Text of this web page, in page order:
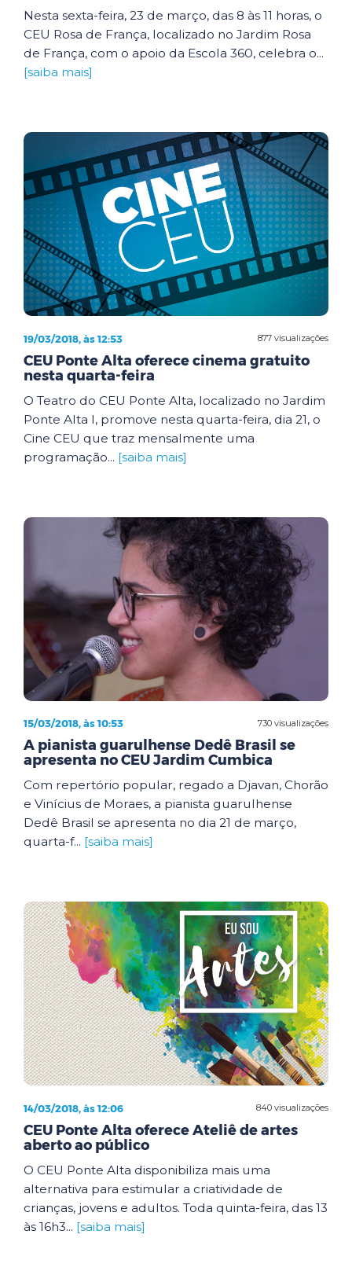
Nesta sexta-feira, 23 de março, das 8 às 11 horas, o
CEU Rosa de França, localizado no Jardim Rosa
de França, com o apoio da Escola 360, celebra o...
[saiba mais]
877 visualizações
19/03/2018, às 12:53
CEU Ponte Alta oferece cinema gratuito
nesta quarta-feira
O Teatro do CEU Ponte Alta, localizado no Jardim
Ponte Alta I, promove nesta quarta-feira, dia 21, o
Cine CEU que traz mensalmente uma
programação... [saiba mais]
730 visualizações
15/03/2018, às 10:53
A pianista guarulhense Dedê Brasil se
apresenta no CEU Jardim Cumbica
Com repertório popular, regado a Djavan, Chorão
e Vinícius de Moraes, a pianista guarulhense
Dedê Brasil se apresenta no dia 21 de março,
quarta-f... [saiba mais]
840 visualizações
14/03/2018, às 12:06
CEU Ponte Alta oferece Ateliê de artes
aberto ao público
O CEU Ponte Alta disponibiliza mais uma
alternativa para estimular a criatividade de
crianças, jovens e adultos. Toda quinta-feira, das 13
às 16h3... [saiba mais]